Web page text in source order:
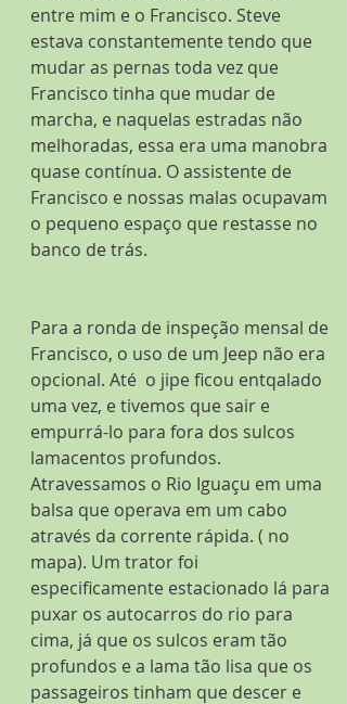
entre mim e o Francisco. Steve
estava constantemente tendo que
mudar as pernas toda vez que
Francisco tinha que mudar de
marcha, e naquelas estradas não
melhoradas, essa era uma manobra
quase contínua. O assistente de
Francisco e nossas malas ocupavam
o pequeno espaço que restasse no
banco de trás.
Para a ronda de inspeção mensal de
Francisco, o uso de um Jeep não era
opcional. Até  o jipe ficou entqalado
uma vez, e tivemos que sair e
empurrá-lo para fora dos sulcos
lamacentos profundos.
Atravessamos o Rio Iguaçu em uma
balsa que operava em um cabo
através da corrente rápida. ( no
mapa). Um trator foi
especificamente estacionado lá para
puxar os autocarros do rio para
cima, já que os sulcos eram tão
profundos e a lama tão lisa que os
passageiros tinham que descer e